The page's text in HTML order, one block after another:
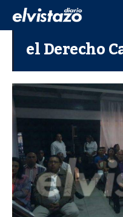
el Derecho